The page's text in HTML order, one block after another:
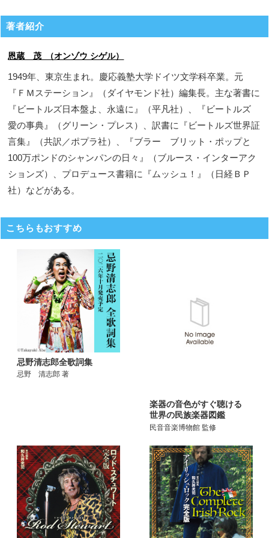
著者紹介
恩蔵 茂 （オンゾウ シゲル）
1949年、東京生まれ。慶応義塾大学ドイツ文学科卒業。元
『ＦＭステーション』（ダイヤモンド社）編集長。主な著書に
『ビートルズ日本盤よ、永遠に』（平凡社）、『ビートルズ
愛の事典』（グリーン・プレス）、訳書に『ビートルズ世界証
言集』（共訳／ポプラ社）、『ブラー ブリット・ポップと
100万ポンドのシャンパンの日々』（ブルース・インターアク
ションズ）、プロデュース書籍に『ムッシュ！』（日経ＢＰ
社）などがある。
こちらもおすすめ
忌野清志郎全歌詞集
忌野 清志郎 著
楽器の音色がすぐ聴ける
世界の民族楽器図鑑
民音音楽博物館 監修